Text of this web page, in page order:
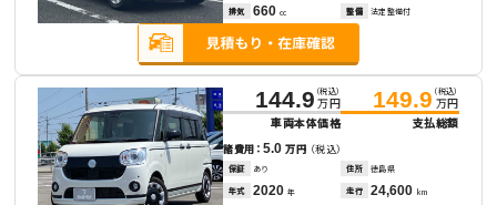
排気 660 cc 整備 法定整備付
144.9 （税込）
万円
車両本体価格
149.9 （税込）
万円
支払総額
諸費用：5.0万円 （税込）
保証 あり 住所 徳島県
年式 2020 年 走行 24,600 km